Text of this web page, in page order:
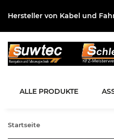
Hersteller von Kabel und
ALLE PRODUKTE
Startseite